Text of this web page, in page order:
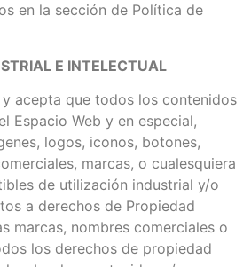
en la sección de Política de
E INTELECTUAL
acepta que todos los contenidos
Espacio Web y en especial,
logos, iconos, botones,
marcas, o cualesquiera
de utilización industrial y/o
a derechos de Propiedad
marcas, nombres comerciales o
los derechos de propiedad